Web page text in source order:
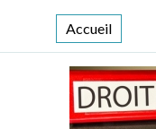
Accueil